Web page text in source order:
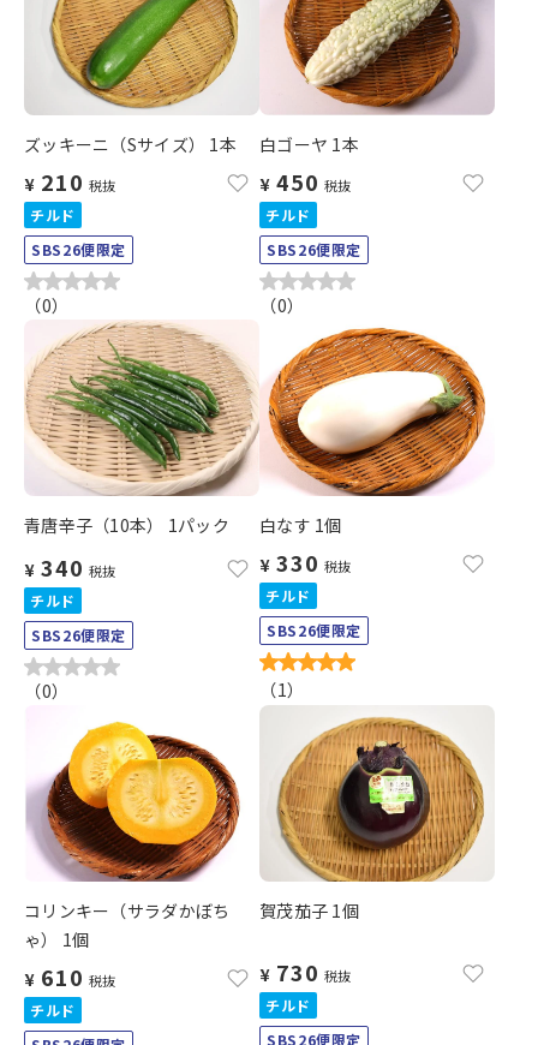
ズッキーニ（Sサイズ） 1本
¥ 210 税抜
チルド
SBS26便限定
（0）
白ゴーヤ 1本
¥ 450 税抜
チルド
SBS26便限定
（0）
青唐辛子（10本） 1パック
¥ 340 税抜
チルド
SBS26便限定
（0）
白なす 1個
¥ 330 税抜
チルド
SBS26便限定
（1）
コリンキー（サラダかぼち
ゃ） 1個
¥ 610 税抜
チルド
賀茂茄子 1個
¥ 730 税抜
チルド
SBS26便限定